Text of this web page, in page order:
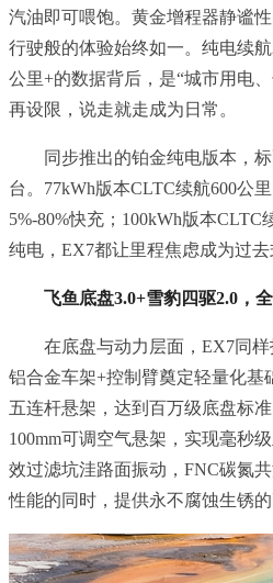
汽油即可喂饱。黄金增程器静谧
行驶般的体验始终如一。纯电续
公里+的数据背后，是“城市用电
再设限，说走就走成为日常。
同步推出的铂金纯电版本，
台。77kWh版本CLTC续航600公
5%-80%快充；100kWh版本
纯电，EX7都让里程焦虑成为过去
飞鱼底盘3.0+雪豹四驱2.0，
在底盘与动力层面，EX7同
铝合金车架+控制臂奠定轻量化基
五连杆悬架，达到百万级底盘标
100mm可调空气悬架，实现毫秒
效过滤坑洼路面振动，FNC碳氮
性能的同时，提供永不腐蚀生锈的